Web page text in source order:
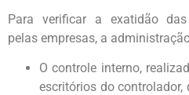
Para verificar a exatidão
pelas empresas, a
O controle interno,
escritórios do